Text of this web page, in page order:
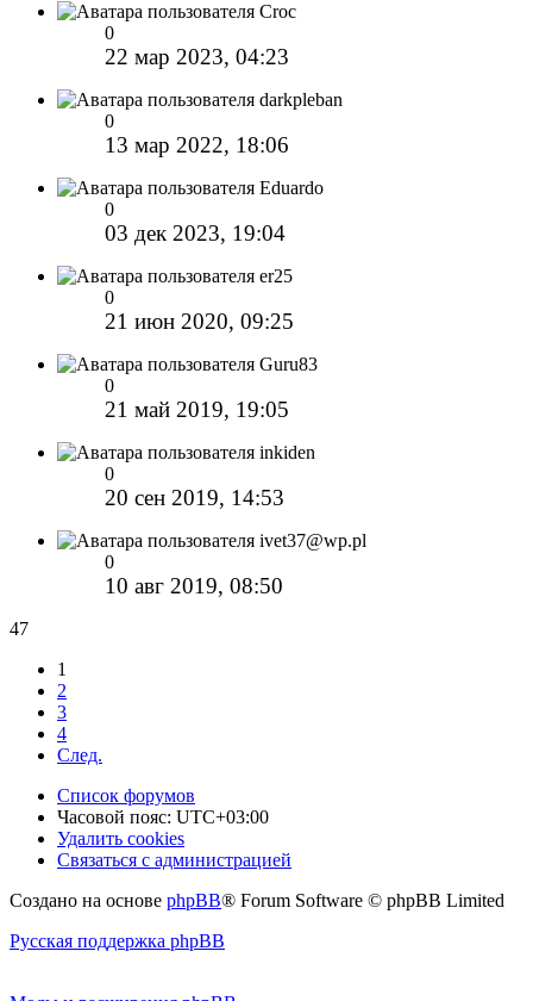
Croc
0
22 мар 2023, 04:23
darkpleban
0
13 мар 2022, 18:06
Eduardo
0
03 дек 2023, 19:04
er25
0
21 июн 2020, 09:25
Guru83
0
21 май 2019, 19:05
inkiden
0
20 сен 2019, 14:53
ivet37@wp.pl
0
10 авг 2019, 08:50
47
1
2
3
4
След.
Список форумов
Часовой пояс: UTC+03:00
Удалить cookies
Связаться с администрацией
Создано на основе phpBB® Forum Software © phpBB Limited
Русская поддержка phpBB